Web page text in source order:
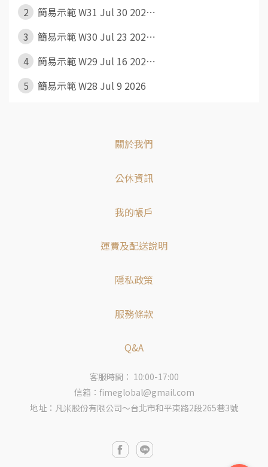
2
簡易示範 W31 Jul 30 202⋯
3
簡易示範 W30 Jul 23 202⋯
4
簡易示範 W29 Jul 16 202⋯
5
簡易示範 W28 Jul 9 2026
關於我們
公休資訊
我的帳戶
運費及配送說明
隱私政策
服務條款
Q&A
客服時間： 10:00-17:00
信箱：fimeglobal@gmail.com
地址：凡米股份有限公司～台北市和平東路2段265巷3號